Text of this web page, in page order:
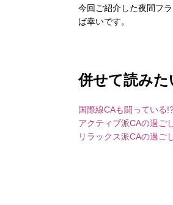
今回ご紹介した夜間フ
ば幸いです。
併せて読みた
国際線CAも闘っている
アクティブ派CAの過ご
リラックス派CAの過ご